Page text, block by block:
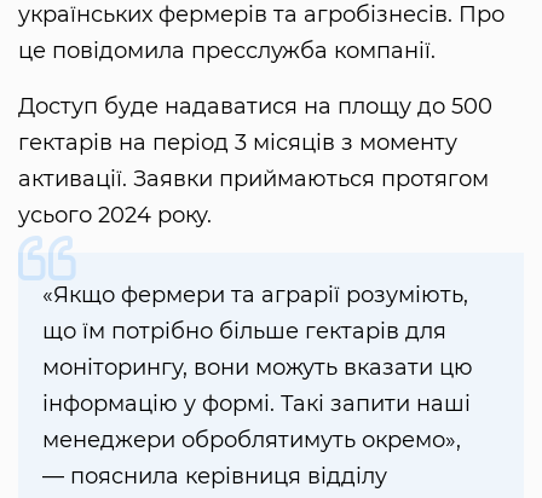
українських фермерів та агробізнесів. Про
це повідомила пресслужба компанії.
Доступ буде надаватися на площу до 500
гектарів на період 3 місяців з моменту
активації. Заявки приймаються протягом
усього 2024 року.
«Якщо фермери та аграрії розуміють,
що їм потрібно більше гектарів для
моніторингу, вони можуть вказати цю
інформацію у формі. Такі запити наші
менеджери оброблятимуть окремо»,
— пояснила керівниця відділу